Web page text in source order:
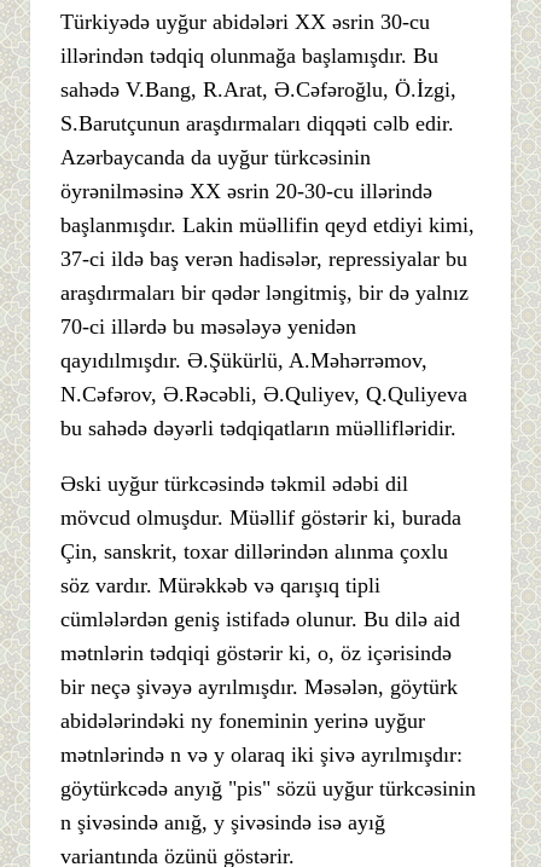
Türkiyədə uyğur abidələri XX əsrin 30-cu
illərindən tədqiq olunmağa başlamışdır. Bu
sahədə V.Bang, R.Arat, Ə.Cəfəroğlu, Ö.İzgi,
S.Barutçunun araşdırmaları diqqəti cəlb edir.
Azərbaycanda da uyğur türkcəsinin
öyrənilməsinə XX əsrin 20-30-cu illərində
başlanmışdır. Lakin müəllifin qeyd etdiyi kimi,
37-ci ildə baş verən hadisələr, repressiyalar bu
araşdırmaları bir qədər ləngitmiş, bir də yalnız
70-ci illərdə bu məsələyə yenidən
qayıdılmışdır. Ə.Şükürlü, A.Məhərrəmov,
N.Cəfərov, Ə.Rəcəbli, Ə.Quliyev, Q.Quliyeva
bu sahədə dəyərli tədqiqatların müəllifləridir.
Əski uyğur türkcəsində təkmil ədəbi dil
mövcud olmuşdur. Müəllif göstərir ki, burada
Çin, sanskrit, toxar dillərindən alınma çoxlu
söz vardır. Mürəkkəb və qarışıq tipli
cümlələrdən geniş istifadə olunur. Bu dilə aid
mətnlərin tədqiqi göstərir ki, o, öz içərisində
bir neçə şivəyə ayrılmışdır. Məsələn, göytürk
abidələrindəki ny foneminin yerinə uyğur
mətnlərində n və y olaraq iki şivə ayrılmışdır:
göytürkcədə anyığ "pis" sözü uyğur türkcəsinin
n şivəsində anığ, y şivəsində isə ayığ
variantında özünü göstərir.